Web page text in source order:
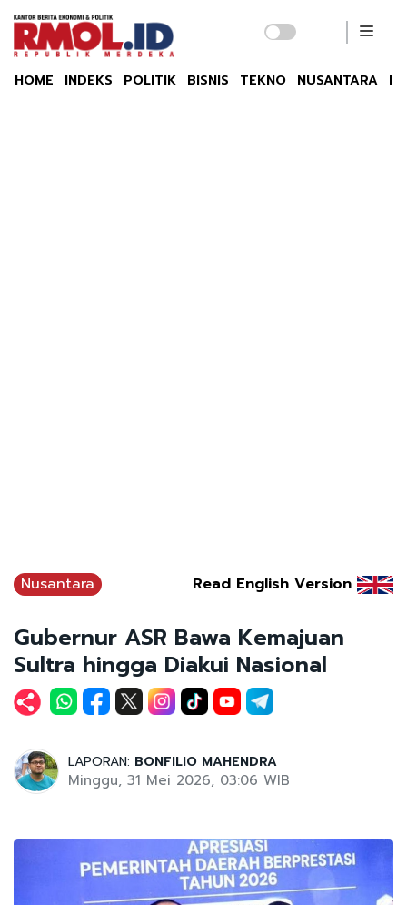
HOME INDEKS POLITIK BISNIS TEKNO NUSANTARA
Nusantara Read English Version
Gubernur ASR Bawa Kemajuan
Sultra hingga Diakui Nasional
LAPORAN: BONFILIO MAHENDRA
Minggu, 31 Mei 2026, 03:06 WIB